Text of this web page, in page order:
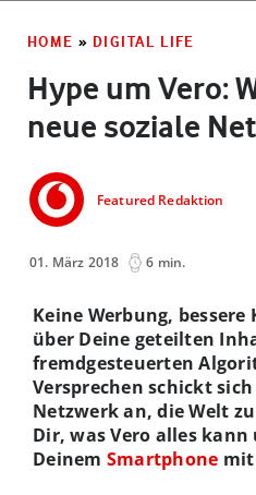
HOME » DIGITAL LIFE
Hype um Vero:
neue soziale
Featured Redaktion
01. März 2018 6 min.
Keine Werbung,
über Deine geteilten
fremdgesteuerten
Versprechen schickt
Netzwerk an, die Welt
Dir, was Vero alles
Deinem Smartphone